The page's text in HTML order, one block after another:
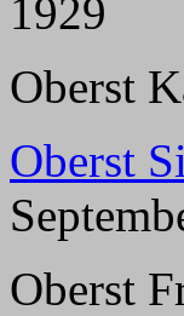
1929
Oberst
Oberst
Oberst